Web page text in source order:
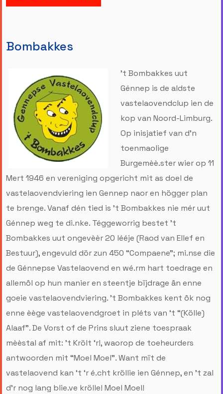
Bombakkes
’t Bombakkes uut
Génnep is de aldste
vastelaovendclup ien de
kop van Noord-Limburg.
Op inisjatief van d’n
toenmaolige
Burgemèè.ster wier op 11
Mert 1946 en vereniging opgericht mit as doel de
vastelaovendviering ien Gennep naor en högger plan
te brenge. Vanaf dén tied is ’t Bombakkes nie mér uut
Génnep weg te di.nke. Téggeworrig bestet ’t
Bombakkes uut ongevèèr 20 lééje (Raod van Ellef en
Bestuur), engevuld dör zun 450 “Compaene”; mi.nse die
de Génnepse Vastelaovend en wé.rm hart toedrage en
allemôl op hun manier en steentje bïjdrage ân enne
goeie vastelaovendviering. ’t Bombakkes kent ôk nog
enne èège vastelaovendgroet in pléts van ‘t “(Kölle)
Alaaf”. De Vorst of de Prins sluut ziene toespraak
mèèstal af mit: ’t Krölt ‘r!, waorop de toeheurders
antwoorden mit “Moel Moel”. Want mït de
vastelaovend kan ‘t ‘r é.cht kröllie ien Génnep, en ’t zal
d’r nog lang blie.ve krölle! Moel Moel!